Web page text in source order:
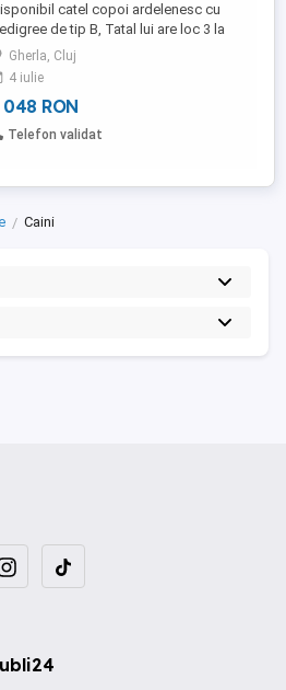
catel copoi ardelenesc cu
de tip B, Tatal lui are loc 3 la
international de munca la țarc in
la Morahalom.
Gherla, Cluj
4 iulie
048 RON
Telefon validat
Caini